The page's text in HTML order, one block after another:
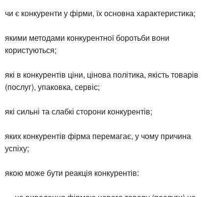
чи є конкуренти у фірми, їх основна характеристика;
якими методами конкурентної боротьби вони
користуються;
які в конкурентів ціни, цінова політика, якість товарів
(послуг), упаковка, сервіс;
які сильні та слабкі сторони конкурентів;
яких конкурентів фірма перемагає, у чому причина
успіху;
якою може бути реакція конкурентів: